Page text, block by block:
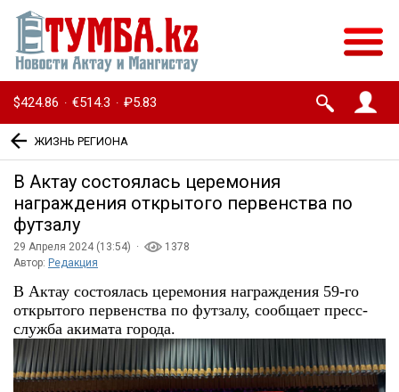
$424.86 · €514.3 · ₽5.83
ЖИЗНЬ РЕГИОНА
В Актау состоялась церемония
награждения открытого первенства по
футзалу
29 Апреля 2024 (13:54) ·
1378
Автор: Редакция
В Актау состоялась церемония награждения 59-го
открытого первенства по футзалу, сообщает пресс-
служба акимата города.